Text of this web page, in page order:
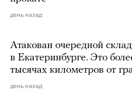
день назад
Атакован очередной
в Екатеринбурге. Это
тысячах километров от
день назад